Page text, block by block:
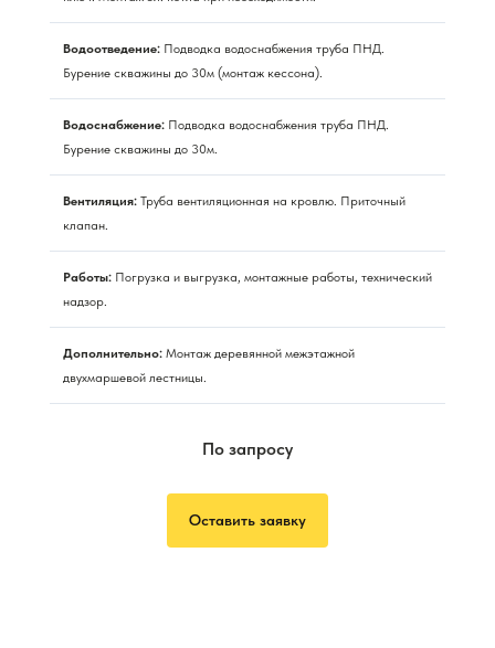
Водоотведение: Подводка водоснабжения труба ПНД.
Бурение скважины до 30м (монтаж кессона).
Водоснабжение: Подводка водоснабжения труба ПНД.
Бурение скважины до 30м.
Вентиляция: Труба вентиляционная на кровлю. Приточный
клапан.
Работы: Погрузка и выгрузка, монтажные работы, технический
надзор.
Дополнительно: Монтаж деревянной межэтажной
двухмаршевой лестницы.
По запросу
Оставить заявку